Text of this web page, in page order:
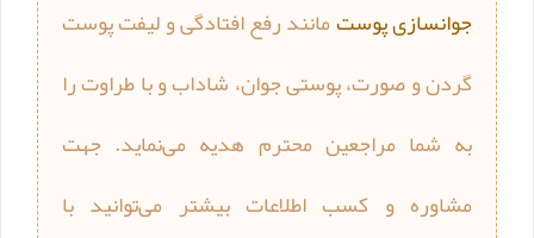
جوانسازی پوستمانند رفع افتادگی و لیفت پوست
گردن و صورت، پوستی جوان، شاداب و با طراوت را
به شما مراجعین محترم هدیه می‌نماید. جهت
مشاوره و کسب اطلاعات بیشتر می‌توانید با